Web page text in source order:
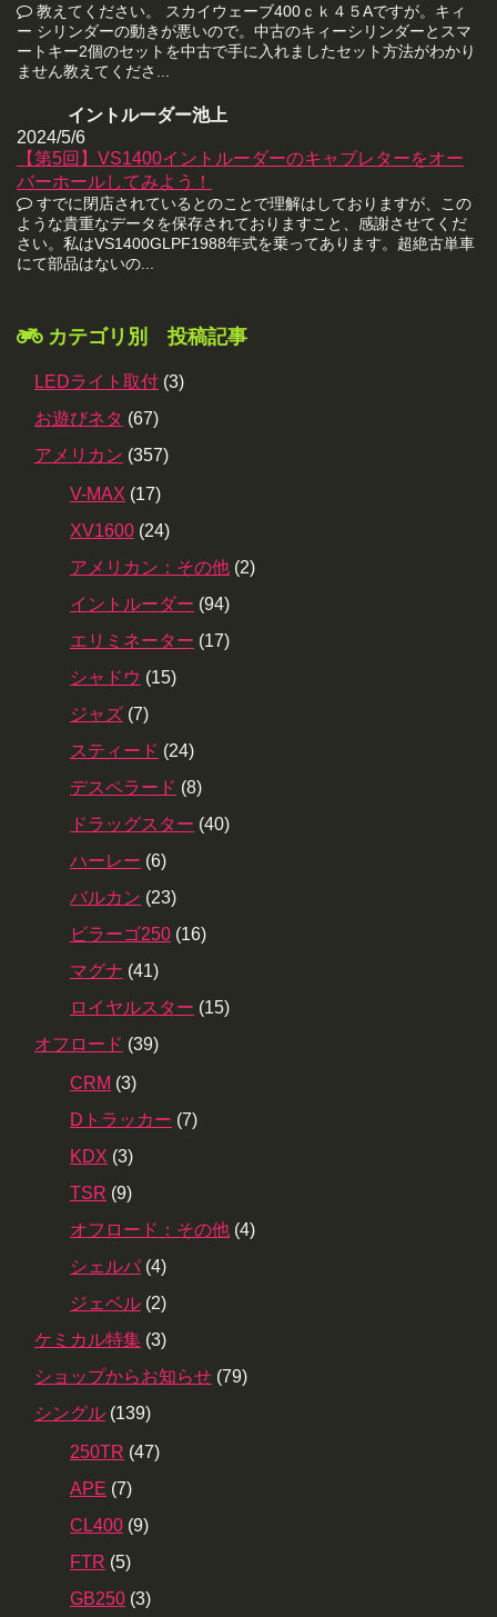
教えてください。 スカイウェーブ400ｃｋ４５Aですが。キィ
ー シリンダーの動きが悪いので。中古のキィーシリンダーとスマ
ートキー2個のセットを中古で手に入れましたセット方法がわかり
ません教えてくださ...
イントルーダー池上
2024/5/6
【第5回】VS1400イントルーダーのキャブレターをオー
バーホールしてみよう！
すでに閉店されているとのことで理解はしておりますが、この
ような貴重なデータを保存されておりますこと、感謝させてくだ
さい。私はVS1400GLPF1988年式を乗ってあります。超絶古単車
にて部品はないの...
カテゴリ別 投稿記事
LEDライト取付 (3)
お遊びネタ (67)
アメリカン (357)
V-MAX (17)
XV1600 (24)
アメリカン：その他 (2)
イントルーダー (94)
エリミネーター (17)
シャドウ (15)
ジャズ (7)
スティード (24)
デスペラード (8)
ドラッグスター (40)
ハーレー (6)
バルカン (23)
ビラーゴ250 (16)
マグナ (41)
ロイヤルスター (15)
オフロード (39)
CRM (3)
Dトラッカー (7)
KDX (3)
TSR (9)
オフロード：その他 (4)
シェルパ (4)
ジェベル (2)
ケミカル特集 (3)
ショップからお知らせ (79)
シングル (139)
250TR (47)
APE (7)
CL400 (9)
FTR (5)
GB250 (3)